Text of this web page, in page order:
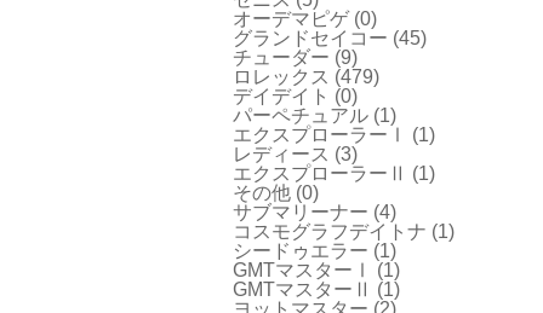
オーデマピゲ(0)
グランドセイコー (45)
チューダー (9)
ロレックス (479)
デイデイト (0)
パーペチュアル (1)
エクスプローラーⅠ
(1)
レディース (3)
エクスプローラーⅡ (1)
その他 (0)
サブマリーナー (4)
コスモグラフデイトナ (1)
シードゥエラー (1)
GMTマスターⅠ
(1)
GMTマスターⅡ (1)
ヨットマスター (2)